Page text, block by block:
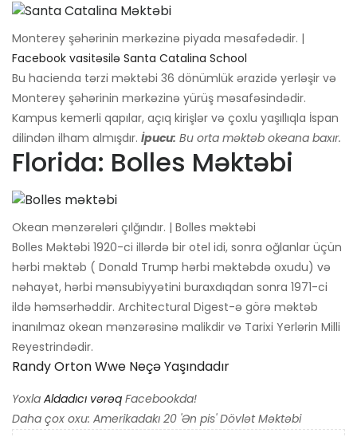
Monterey şəhərinin mərkəzinə piyada məsafədədir. |
Facebook vasitəsilə Santa Catalina School
Bu hacienda tərzi məktəbi 36 dönümlük ərazidə yerləşir və
Monterey şəhərinin mərkəzinə yürüş məsafəsindədir.
Kampus kemerli qapılar, açıq kirişlər və çoxlu yaşıllıqla İspan
dilindən ilham almışdır. İpucu: Bu orta məktəb okeana baxır.
Florida: Bolles Məktəbi
Okean mənzərələri çılğındır. | Bolles məktəbi
Bolles Məktəbi 1920-ci illərdə bir otel idi, sonra oğlanlar üçün
hərbi məktəb ( Donald Trump hərbi məktəbdə oxudu) və
nəhayət, hərbi mənsubiyyətini buraxdıqdan sonra 1971-ci
ildə həmsərhəddir. Architectural Digest-ə görə məktəb
inanılmaz okean mənzərəsinə malikdir və Tarixi Yerlərin Milli
Reyestrindədir.
Randy Orton Wwe Neçə Yaşındadır
Yoxla Aldadıcı vərəq Facebookda!
Daha çox oxu: Amerikadakı 20 'Ən pis' Dövlət Məktəbi